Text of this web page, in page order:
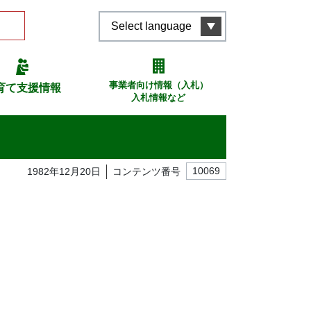
Select language
て支援情報
事業者向け情報（入札）
入札情報など
1982年12月20日 コンテンツ番号 10069